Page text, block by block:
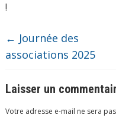
!
← Journée des
associations 2025
Laisser un
Votre adresse e-mail ne sera